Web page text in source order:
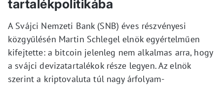
tartalékpolitikába
A Svájci Nemzeti Bank (SNB) éves részvényesi
közgyűlésén Martin Schlegel elnök egyértelműen
kifejtette: a bitcoin jelenleg nem alkalmas arra, hogy
a svájci devizatartalékok része legyen. Az elnök
szerint a kriptovaluta túl nagy árfolyam-